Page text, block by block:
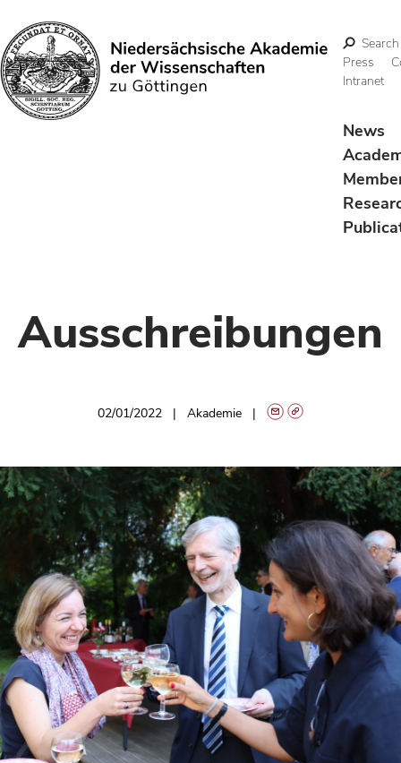
Search
Search
Press
Intranet
News
Ausschreibungen
02/01/2022 Akademie